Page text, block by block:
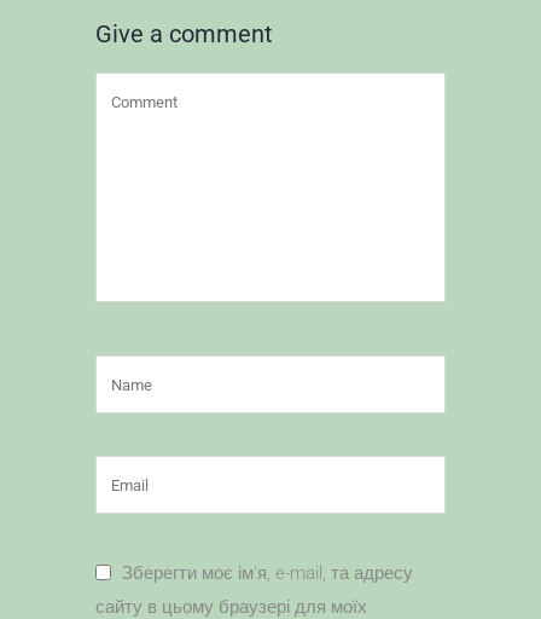
Give a comment
Зберегти моє ім'я, e-mail, та адресу
сайту в цьому браузері для моїх